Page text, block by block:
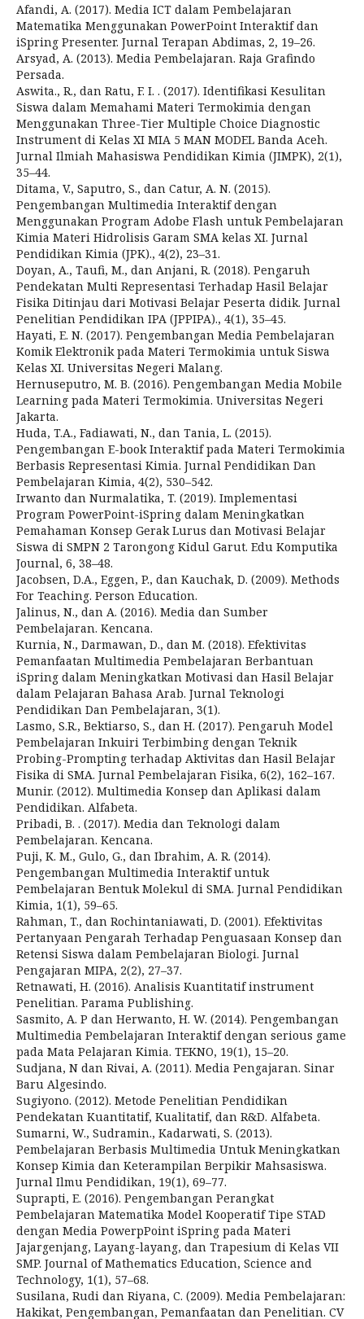
Afandi, A. (2017). Media ICT dalam Pembelajaran
Matematika Menggunakan PowerPoint Interaktif dan
iSpring Presenter. Jurnal Terapan Abdimas, 2, 19–26.
Arsyad, A. (2013). Media Pembelajaran. Raja Grafindo
Persada.
Aswita., R., dan Ratu, F. I. . (2017). Identifikasi Kesulitan
Siswa dalam Memahami Materi Termokimia dengan
Menggunakan Three-Tier Multiple Choice Diagnostic
Instrument di Kelas XI MIA 5 MAN MODEL Banda Aceh.
Jurnal Ilmiah Mahasiswa Pendidikan Kimia (JIMPK), 2(1),
35–44.
Ditama, V., Saputro, S., dan Catur, A. N. (2015).
Pengembangan Multimedia Interaktif dengan
Menggunakan Program Adobe Flash untuk Pembelajaran
Kimia Materi Hidrolisis Garam SMA kelas XI. Jurnal
Pendidikan Kimia (JPK)., 4(2), 23–31.
Doyan, A., Taufi, M., dan Anjani, R. (2018). Pengaruh
Pendekatan Multi Representasi Terhadap Hasil Belajar
Fisika Ditinjau dari Motivasi Belajar Peserta didik. Jurnal
Penelitian Pendidikan IPA (JPPIPA)., 4(1), 35–45.
Hayati, E. N. (2017). Pengembangan Media Pembelajaran
Komik Elektronik pada Materi Termokimia untuk Siswa
Kelas XI. Universitas Negeri Malang.
Hernuseputro, M. B. (2016). Pengembangan Media Mobile
Learning pada Materi Termokimia. Universitas Negeri
Jakarta.
Huda, T.A., Fadiawati, N., dan Tania, L. (2015).
Pengembangan E-book Interaktif pada Materi Termokimia
Berbasis Representasi Kimia. Jurnal Pendidikan Dan
Pembelajaran Kimia, 4(2), 530–542.
Irwanto dan Nurmalatika, T. (2019). Implementasi
Program PowerPoint-iSpring dalam Meningkatkan
Pemahaman Konsep Gerak Lurus dan Motivasi Belajar
Siswa di SMPN 2 Tarongong Kidul Garut. Edu Komputika
Journal, 6, 38–48.
Jacobsen, D.A., Eggen, P., dan Kauchak, D. (2009). Methods
For Teaching. Person Education.
Jalinus, N., dan A. (2016). Media dan Sumber
Pembelajaran. Kencana.
Kurnia, N., Darmawan, D., dan M. (2018). Efektivitas
Pemanfaatan Multimedia Pembelajaran Berbantuan
iSpring dalam Meningkatkan Motivasi dan Hasil Belajar
dalam Pelajaran Bahasa Arab. Jurnal Teknologi
Pendidikan Dan Pembelajaran, 3(1).
Lasmo, S.R., Bektiarso, S., dan H. (2017). Pengaruh Model
Pembelajaran Inkuiri Terbimbing dengan Teknik
Probing-Prompting terhadap Aktivitas dan Hasil Belajar
Fisika di SMA. Jurnal Pembelajaran Fisika, 6(2), 162–167.
Munir. (2012). Multimedia Konsep dan Aplikasi dalam
Pendidikan. Alfabeta.
Pribadi, B. . (2017). Media dan Teknologi dalam
Pembelajaran. Kencana.
Puji, K. M., Gulo, G., dan Ibrahim, A. R. (2014).
Pengembangan Multimedia Interaktif untuk
Pembelajaran Bentuk Molekul di SMA. Jurnal Pendidikan
Kimia, 1(1), 59–65.
Rahman, T., dan Rochintaniawati, D. (2001). Efektivitas
Pertanyaan Pengarah Terhadap Penguasaan Konsep dan
Retensi Siswa dalam Pembelajaran Biologi. Jurnal
Pengajaran MIPA, 2(2), 27–37.
Retnawati, H. (2016). Analisis Kuantitatif instrument
Penelitian. Parama Publishing.
Sasmito, A. P dan Herwanto, H. W. (2014). Pengembangan
Multimedia Pembelajaran Interaktif dengan serious game
pada Mata Pelajaran Kimia. TEKNO, 19(1), 15–20.
Sudjana, N dan Rivai, A. (2011). Media Pengajaran. Sinar
Baru Algesindo.
Sugiyono. (2012). Metode Penelitian Pendidikan
Pendekatan Kuantitatif, Kualitatif, dan R&D. Alfabeta.
Sumarni, W., Sudramin., Kadarwati, S. (2013).
Pembelajaran Berbasis Multimedia Untuk Meningkatkan
Konsep Kimia dan Keterampilan Berpikir Mahsasiswa.
Jurnal Ilmu Pendidikan, 19(1), 69–77.
Suprapti, E. (2016). Pengembangan Perangkat
Pembelajaran Matematika Model Kooperatif Tipe STAD
dengan Media PowerpPoint iSpring pada Materi
Jajargenjang, Layang-layang, dan Trapesium di Kelas VII
SMP. Journal of Mathematics Education, Science and
Technology, 1(1), 57–68.
Susilana, Rudi dan Riyana, C. (2009). Media Pembelajaran:
Hakikat, Pengembangan, Pemanfaatan dan Penelitian. CV